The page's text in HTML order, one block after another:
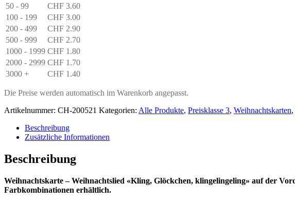
50 - 99
CHF 3.60
100 - 199
CHF 3.00
200 - 499
CHF 2.90
500 - 999
CHF 2.70
1000 - 1999 CHF 1.80
2000 - 2999 CHF 1.70
3000 +
CHF 1.40
Die Preise werden automatisch im Warenkorb angepasst.
Artikelnummer: CH-200521 Kategorien: Alle Produkte, Preisklasse 3, Weihnachtskarten,
Beschreibung
Zusätzliche Informationen
Beschreibung
Weihnachtskarte – Weihnachtslied «Kling, Glöckchen, klingelingeling» auf der
Farbkombinationen erhältlich.